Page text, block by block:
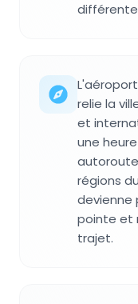
relie la
et
une
régions
devienne
pointe et
trajet.